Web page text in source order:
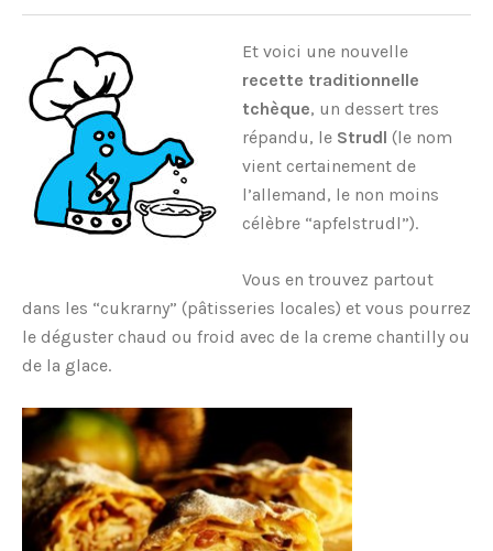
Et voici une nouvelle
recette traditionnelle
tchèque, un dessert tres
répandu, le Strudl (le nom
vient certainement de
l’allemand, le non moins
célèbre “apfelstrudl”).
Vous en trouvez partout
dans les “cukrarny” (pâtisseries locales) et vous pourrez
le déguster chaud ou froid avec de la creme chantilly ou
de la glace.